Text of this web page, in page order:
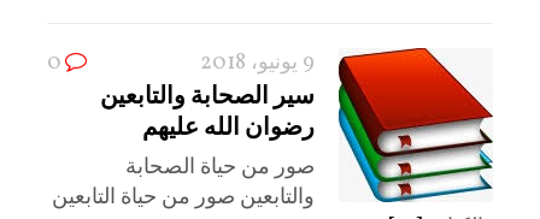
9 يونيو، 2018 0
سير الصحابة والتابعين
رضوان الله عليهم
صور من حياة الصحابة
والتابعين صور من حياة التابعين